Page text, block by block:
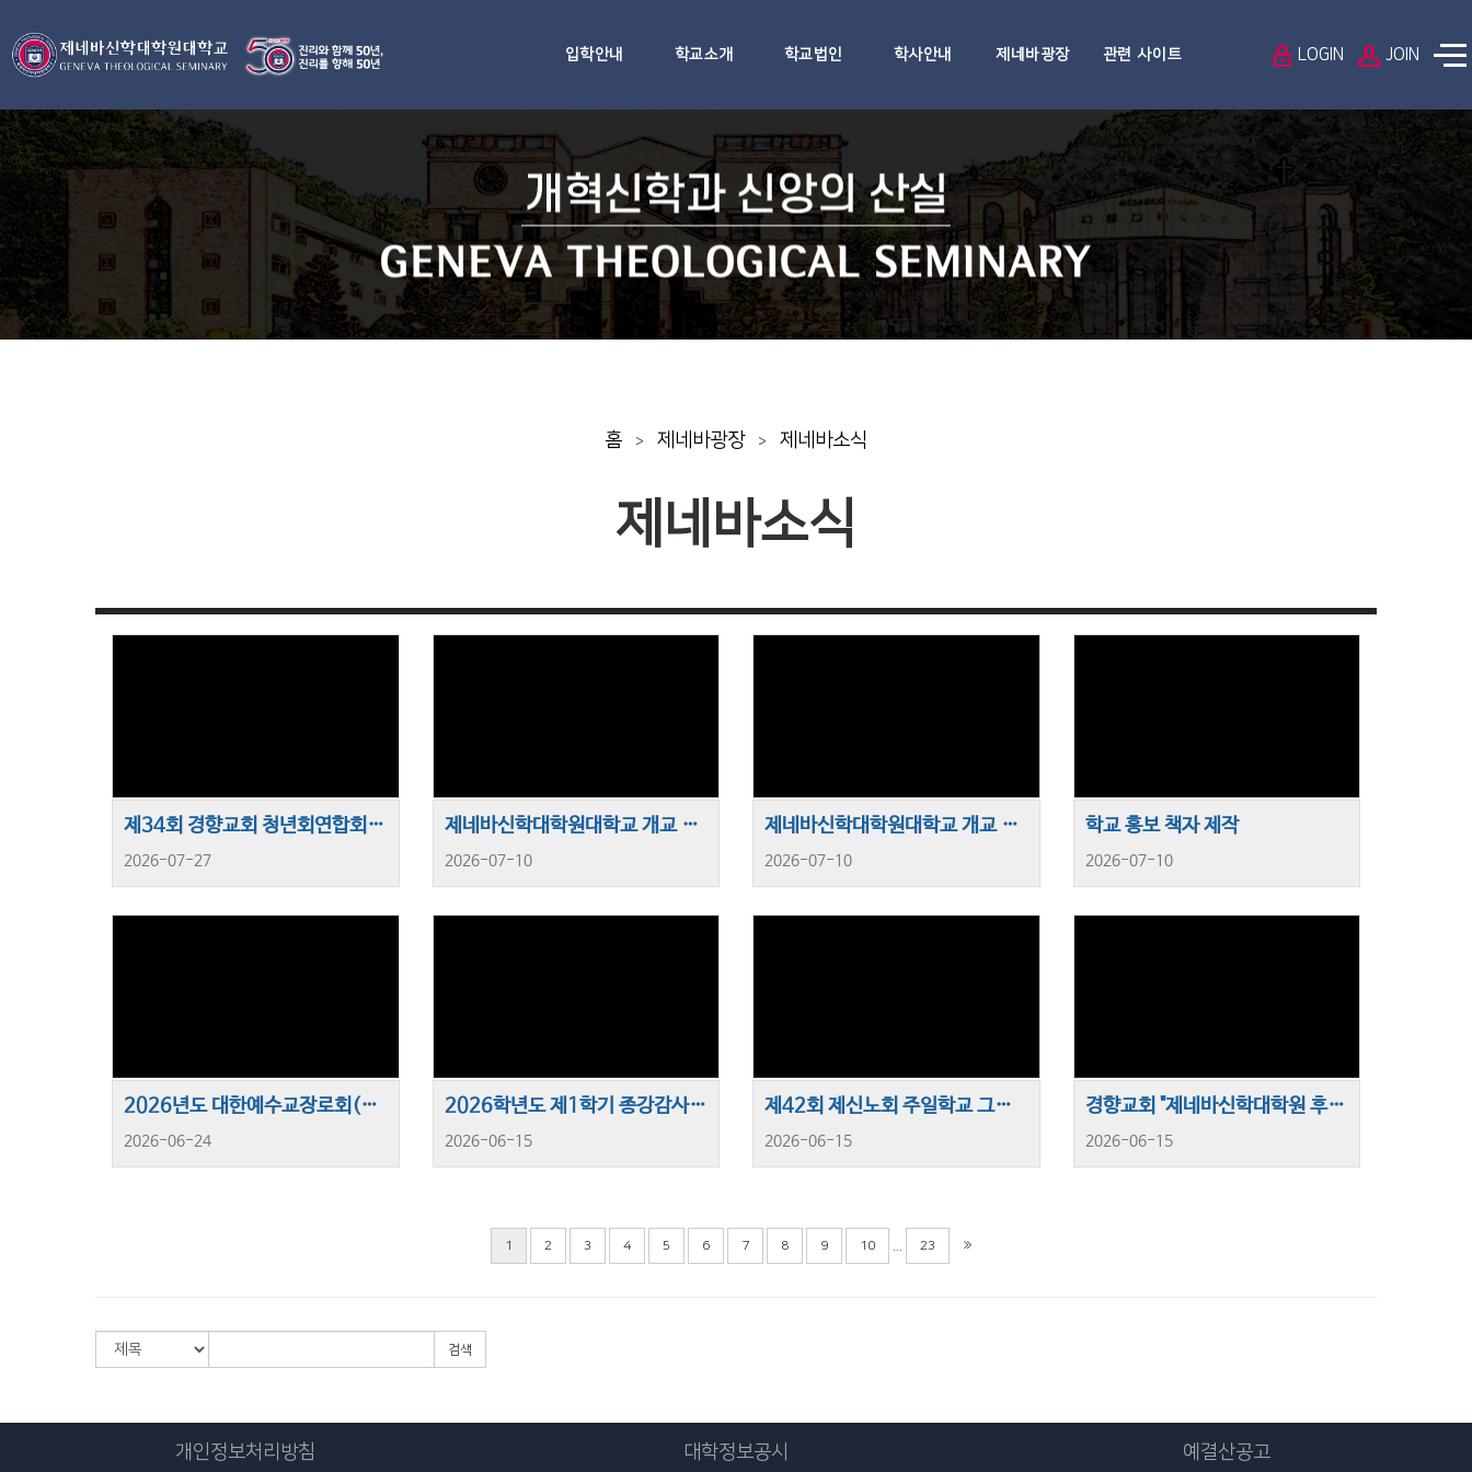
입학안내 학교소개 학교법인 학사안내 제네바광장 관련 사이트 LOGIN JOIN
홈 > 제네바광장 > 제네바소식
제네바소식
제34회 경향교회 청년회연합회 수련회
2026-07-27
제네바신학대학원대학교 개교 제50주년 기념행사 및제47회 제신노회 전국교역자 수련대회(2)
2026-07-10
제네바신학대학원대학교 개교 제50주년 기념행사 및제47회 제신노회 전국교역자 수련대회(1)
2026-07-10
학교 홍보 책자 제작
2026-07-10
2026년도 대한예수교장로회(제신) 목사·강도사고시
2026-06-24
2026학년도 제1학기 종강감사예배 및 지주간판 제막식
2026-06-15
제42회 제신노회 주일학교 그림 글짓기 대회
2026-06-15
경향교회 "제네바신학대학원 후원회 방문의 날" 행사
2026-06-15
1 2 3 4 5 6 7 8 9 10 23
검색
개인정보처리방침 대학정보공시 예결산공고